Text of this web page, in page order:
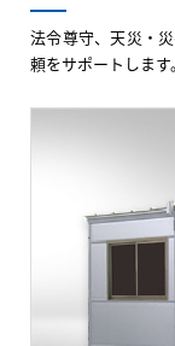
法令尊守、天災・
頼をサポートします。